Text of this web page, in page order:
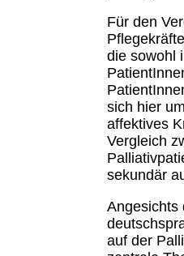
Für den
die sowohl
sich hier
affektives
Vergleich
sekundär
Angesichts
auf der